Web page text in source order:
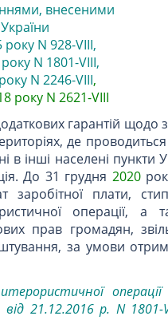
внесеними
України
року N 928-VIII,
N 1801-VIII,
N 2246-VIII,
року N 2621-VIII
гарантій щодо
де
інші населені пункти
До 31 грудня 2020
заробітної плати,
операції, а
прав громадян,
за умови
операції
від 21.12.2016 р. N 1801-